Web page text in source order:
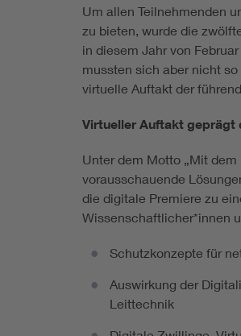
Um allen Teilnehmenden
zu bieten, wurde die
in diesem Jahr von
mussten sich aber nicht
virtuelle Auftakt der
Virtueller Auftakt geprägt
Unter dem Motto „Mit
vorausschauende
die digitale Premiere zu
Wissenschaftlicher*innen
Schutzkonzepte für
Auswirkung der
Leittechnik